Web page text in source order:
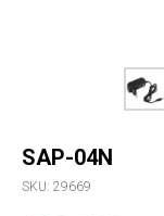
SAP-04N
SKU: 29669